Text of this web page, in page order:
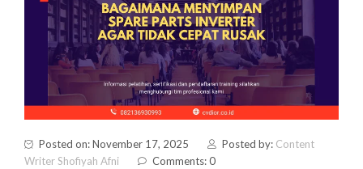
Posted on: November 17, 2025 Posted by: Content
Writer Shofiyah Afni
Comments: 0